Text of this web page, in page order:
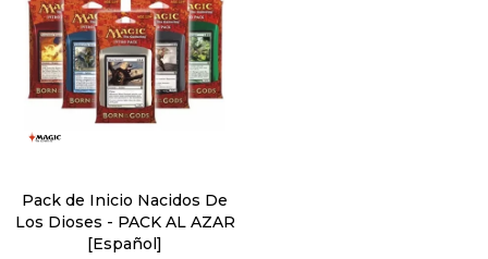
Pack de Inicio Nacidos De
Los Dioses - PACK AL AZAR
[Español]